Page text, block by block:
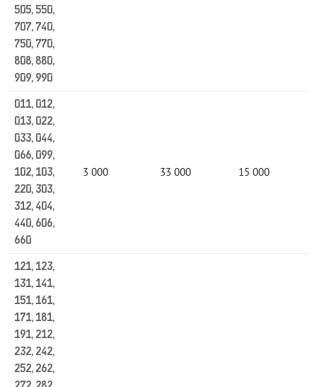
505, 550,
707, 740,
750, 770,
808, 880,
909, 990
011, 012,
013, 022,
033, 044,
066, 099,
102, 103,
220, 303,
312, 404,
440, 606,
660
3 000 33 000 15 000
121, 123,
131, 141,
151, 161,
171, 181,
191, 212,
232, 242,
252, 262,